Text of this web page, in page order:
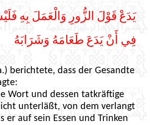
يَدَعْ قَوْلَ الزُّورِ وَالْعَمَلَ بِهِ
فِي أَنْ يَدَعَ طَعَامَهُ وَشَرَابَهُ
berichtete, dass der Gesandte
Wort und dessen tatkräftige
unterläßt, von dem verlangt
er auf sein Essen und Trinken